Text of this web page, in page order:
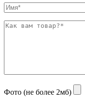
Фото (не более 2мб)